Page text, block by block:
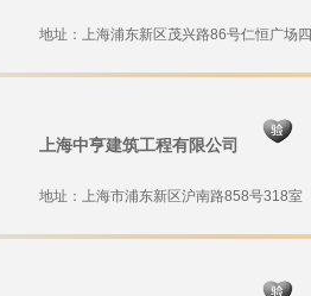
地址：上海浦东新区茂兴路86号仁恒广场
上海中亨建筑工程有限公司
地址：上海市浦东新区沪南路858号318室